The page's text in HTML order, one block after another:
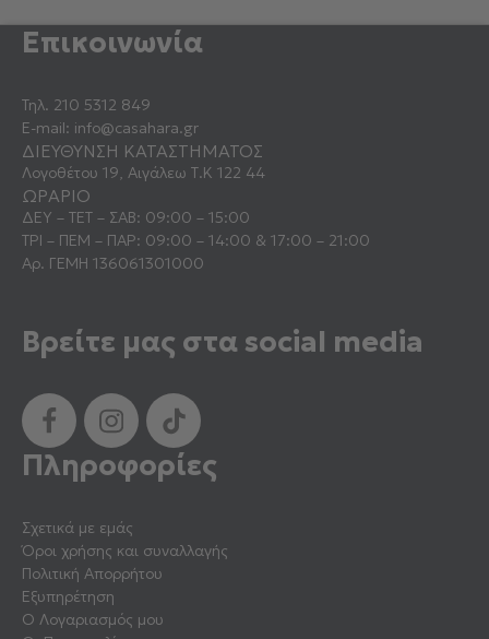
Επικοινωνία
Τηλ. 210 5312 849
E-mail: info@casahara.gr
ΔΙΕΥΘΥΝΣΗ ΚΑΤΑΣΤΗΜΑΤΟΣ
Λογοθέτου 19, Αιγάλεω Τ.Κ 122 44
ΩΡΑΡΙΟ
ΔΕΥ – ΤΕΤ – ΣΑΒ: 09:00 – 15:00
ΤΡΙ – ΠΕΜ – ΠΑΡ: 09:00 – 14:00 & 17:00 – 21:00
Αρ. ΓΕΜΗ 136061301000
Βρείτε μας στα social media
Πληροφορίες
Σχετικά με εμάς
Όροι χρήσης και συναλλαγής
Πολιτική Απορρήτου
Εξυπηρέτηση
Ο Λογαριασμός μου